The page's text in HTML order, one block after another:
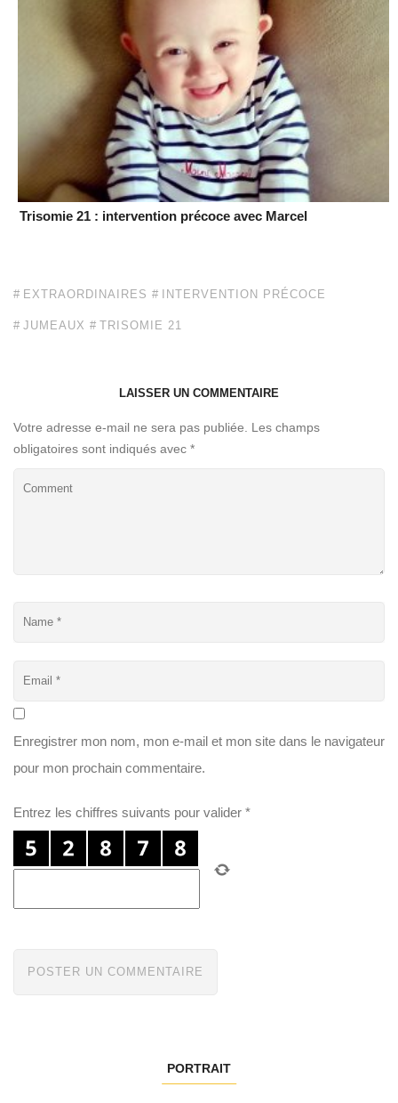
Trisomie 21 : intervention précoce avec Marcel
EXTRAORDINAIRES INTERVENTION PRÉCOCE
JUMEAUX TRISOMIE 21
LAISSER UN COMMENTAIRE
Votre adresse e-mail ne sera pas publiée. Les champs
obligatoires sont indiqués avec *
Enregistrer mon nom, mon e-mail et mon site dans le navigateur
pour mon prochain commentaire.
Entrez les chiffres suivants pour valider *
PORTRAIT